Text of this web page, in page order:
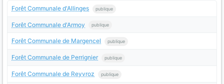
Forêt Communale d'Allinges publique
Forêt Communale d'Armoy publique
Forêt Communale de Margencel publique
Forêt Communale de Perrignier publique
Forêt Communale de Reyvroz publique